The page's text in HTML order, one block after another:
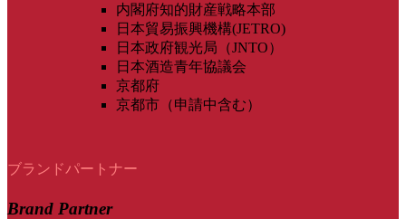
内閣府知的財産戦略本部
日本貿易振興機構(JETRO)
日本政府観光局（JNTO）
日本酒造青年協議会
京都府
京都市（申請中含む）
ブランドパートナー
Brand Partner